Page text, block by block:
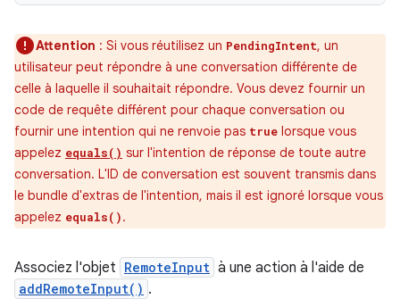
Attention : Si vous réutilisez un PendingIntent, un
utilisateur peut répondre à une conversation différente de
celle à laquelle il souhaitait répondre. Vous devez fournir un
code de requête différent pour chaque conversation ou
fournir une intention qui ne renvoie pas true lorsque vous
appelez equals() sur l'intention de réponse de toute autre
conversation. L'ID de conversation est souvent transmis dans
le bundle d'extras de l'intention, mais il est ignoré lorsque vous
appelez equals().
Associez l'objet RemoteInput à une action à l'aide de
addRemoteInput() .